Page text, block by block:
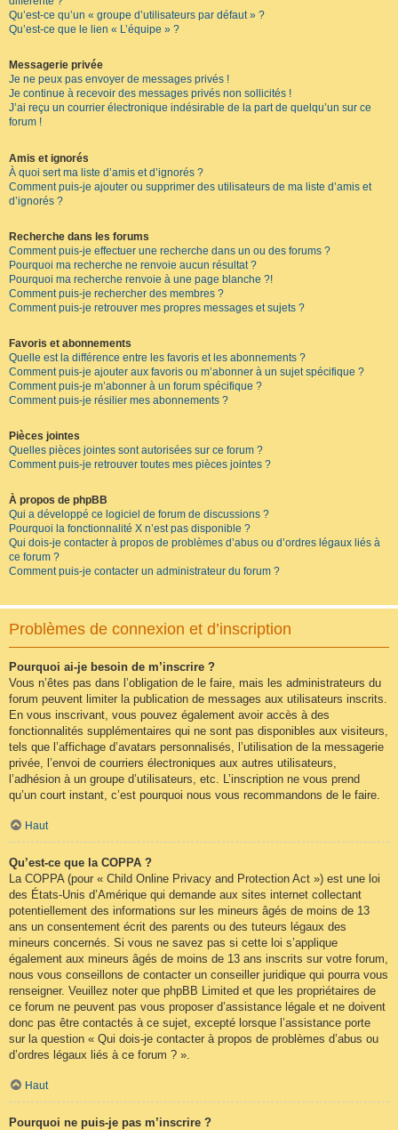
Qu’est-ce qu’un « groupe d’utilisateurs par défaut » ?
Qu’est-ce que le lien « L’équipe » ?
Messagerie privée
Je ne peux pas envoyer de messages privés !
Je continue à recevoir des messages privés non sollicités !
J’ai reçu un courrier électronique indésirable de la part de quelqu’un sur ce
forum !
Amis et ignorés
À quoi sert ma liste d’amis et d’ignorés ?
Comment puis-je ajouter ou supprimer des utilisateurs de ma liste d’amis et
d’ignorés ?
Recherche dans les forums
Comment puis-je effectuer une recherche dans un ou des forums ?
Pourquoi ma recherche ne renvoie aucun résultat ?
Pourquoi ma recherche renvoie à une page blanche ?!
Comment puis-je rechercher des membres ?
Comment puis-je retrouver mes propres messages et sujets ?
Favoris et abonnements
Quelle est la différence entre les favoris et les abonnements ?
Comment puis-je ajouter aux favoris ou m’abonner à un sujet spécifique ?
Comment puis-je m’abonner à un forum spécifique ?
Comment puis-je résilier mes abonnements ?
Pièces jointes
Quelles pièces jointes sont autorisées sur ce forum ?
Comment puis-je retrouver toutes mes pièces jointes ?
À propos de phpBB
Qui a développé ce logiciel de forum de discussions ?
Pourquoi la fonctionnalité X n’est pas disponible ?
Qui dois-je contacter à propos de problèmes d’abus ou d’ordres légaux liés à
ce forum ?
Comment puis-je contacter un administrateur du forum ?
Problèmes de connexion et d’inscription
Pourquoi ai-je besoin de m’inscrire ?
Vous n’êtes pas dans l’obligation de le faire, mais les administrateurs du
forum peuvent limiter la publication de messages aux utilisateurs inscrits.
En vous inscrivant, vous pouvez également avoir accès à des
fonctionnalités supplémentaires qui ne sont pas disponibles aux visiteurs,
tels que l’affichage d’avatars personnalisés, l’utilisation de la messagerie
privée, l’envoi de courriers électroniques aux autres utilisateurs,
l’adhésion à un groupe d’utilisateurs, etc. L’inscription ne vous prend
qu’un court instant, c’est pourquoi nous vous recommandons de le faire.
Haut
Qu’est-ce que la COPPA ?
La COPPA (pour « Child Online Privacy and Protection Act ») est une loi
des États-Unis d’Amérique qui demande aux sites internet collectant
potentiellement des informations sur les mineurs âgés de moins de 13
ans un consentement écrit des parents ou des tuteurs légaux des
mineurs concernés. Si vous ne savez pas si cette loi s’applique
également aux mineurs âgés de moins de 13 ans inscrits sur votre forum,
nous vous conseillons de contacter un conseiller juridique qui pourra vous
renseigner. Veuillez noter que phpBB Limited et que les propriétaires de
ce forum ne peuvent pas vous proposer d’assistance légale et ne doivent
donc pas être contactés à ce sujet, excepté lorsque l’assistance porte
sur la question « Qui dois-je contacter à propos de problèmes d’abus ou
d’ordres légaux liés à ce forum ? ».
Haut
Pourquoi ne puis-je pas m’inscrire ?